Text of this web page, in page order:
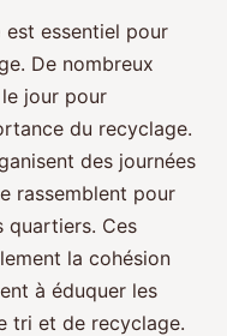
est essentiel pour
De nombreux
jour pour
du recyclage.
des journées
rassemblent pour
quartiers. Ces
la cohésion
à éduquer les
tri et de recyclage.